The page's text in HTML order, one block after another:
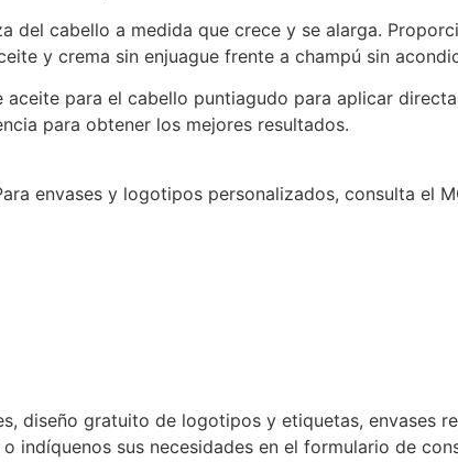
cabello a medida que crece y se alarga.
y crema sin enjuague frente a champú sin
para el cabello puntiagudo para aplicar
para obtener los mejores resultados.
envases y logotipos personalizados, consulta el
diseño gratuito de logotipos y etiquetas, envases
sus necesidades en el formulario de